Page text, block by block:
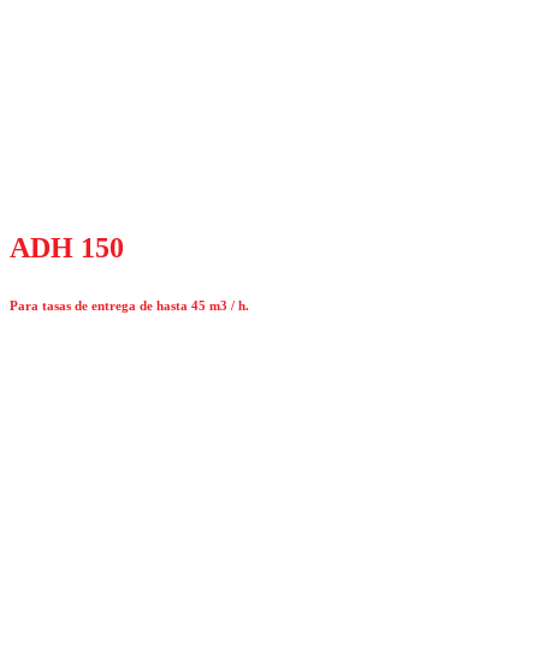
ADH 150
Para tasas de entrega de hasta 45 m3 / h.